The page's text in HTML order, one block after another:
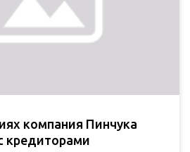
компания Пинчука
кредиторами